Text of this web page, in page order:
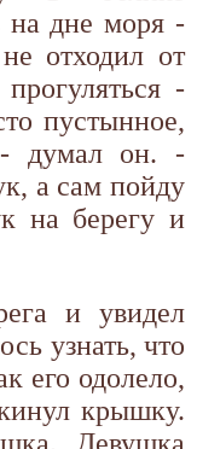
на дне моря -
отходил от
-
пустынное,
- думал он. -
а сам пойду
на берегу и
и увидел
узнать, что
его одолело,
крышку.
Девушка